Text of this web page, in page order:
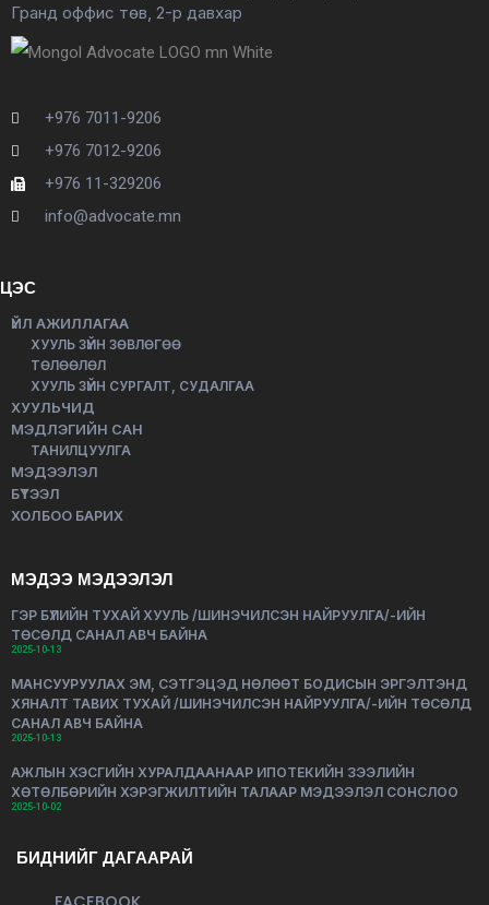
Гранд оффис төв, 2-р давхар
+976 7011-9206
+976 7012-9206
+976 11-329206
info@advocate.mn
ЦЭС
ҮЙЛ АЖИЛЛАГАА
ХУУЛЬ ЗҮЙН ЗӨВЛӨГӨӨ
ТӨЛӨӨЛӨЛ
ХУУЛЬ ЗҮЙН СУРГАЛТ, СУДАЛГАА
ХУУЛЬЧИД
МЭДЛЭГИЙН САН
ТАНИЛЦУУЛГА
МЭДЭЭЛЭЛ
БҮТЭЭЛ
ХОЛБОО БАРИХ
МЭДЭЭ МЭДЭЭЛЭЛ
ГЭР БҮЛИЙН ТУХАЙ ХУУЛЬ /ШИНЭЧИЛСЭН НАЙРУУЛГА/-ИЙН
ТӨСӨЛД САНАЛ АВЧ БАЙНА
2025-10-13
МАНСУУРУУЛАХ ЭМ, СЭТГЭЦЭД НӨЛӨӨТ БОДИСЫН ЭРГЭЛТЭНД
ХЯНАЛТ ТАВИХ ТУХАЙ /ШИНЭЧИЛСЭН НАЙРУУЛГА/-ИЙН ТӨСӨЛД
САНАЛ АВЧ БАЙНА
2025-10-13
АЖЛЫН ХЭСГИЙН ХУРАЛДААНААР ИПОТЕКИЙН ЗЭЭЛИЙН
ХӨТӨЛБӨРИЙН ХЭРЭГЖИЛТИЙН ТАЛААР МЭДЭЭЛЭЛ СОНСЛОО
2025-10-02
БИДНИЙГ ДАГААРАЙ